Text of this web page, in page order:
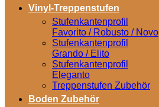
Vinyl-Treppenstufen
Stufenkantenprofil
Favorito / Robusto / Novo
Stufenkantenprofil
Grando / Elito
Stufenkantenprofil
Eleganto
Treppenstufen Zubehör
Boden Zubehör